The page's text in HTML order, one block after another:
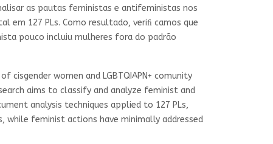
as pautas feministas e antifeministas nos
em 127 PLs. Como resultado, veriﬁ camos que
pouco incluiu mulheres fora do padrão
women and LGBTQIAPN+ comunity
aims to classify and analyze feminist and
analysis techniques applied to 127 PLs,
while feminist actions have minimally addressed